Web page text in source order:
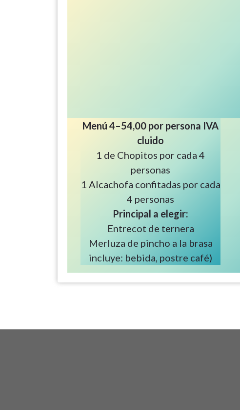
Menú 4–54,00 por persona IVA
cluido
1 de Chopitos por cada 4
personas
1 Alcachofa confitadas por cada
4 personas
Principal a elegir:
Entrecot de ternera
Merluza de pincho a la brasa
incluye: bebida, postre café)